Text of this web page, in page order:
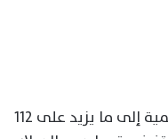
كما ساهم ارتفاع أسعار النفط العالمية إلى ما يزيد على 112